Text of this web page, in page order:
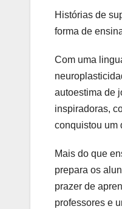
Histórias de
forma de
Com uma
autoestima de
inspiradoras,
conquistou um
Mais do que
prepara os
prazer de
professores e